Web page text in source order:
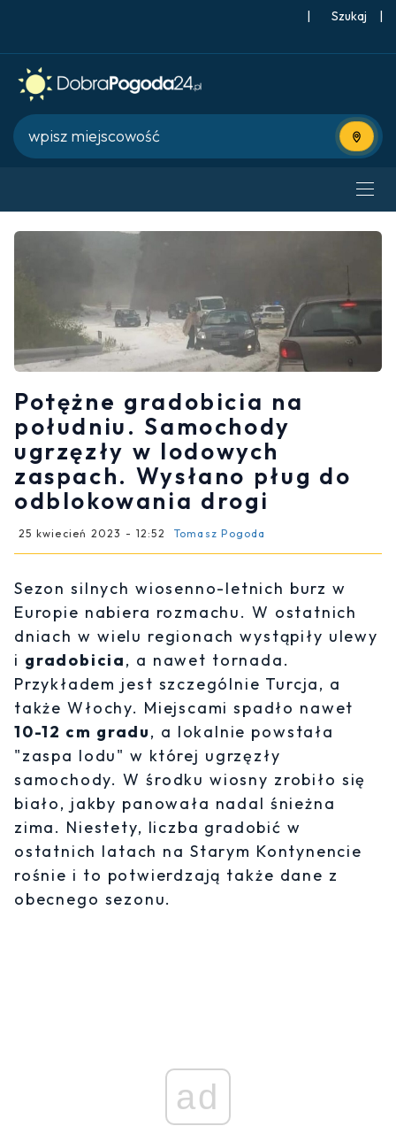
| |
Użyj
Potężne gradobicia na
południu. Samochody
ugrzęzły w lodowych
zaspach. Wysłano pług do
odblokowania drogi
25 kwiecień 2023 - 12:52 Tomasz Pogoda
Sezon silnych wiosenno-letnich burz w
Europie nabiera rozmachu. W ostatnich
dniach w wielu regionach wystąpiły ulewy
i gradobicia, a nawet tornada.
Przykładem jest szczególnie Turcja, a
także Włochy. Miejscami spadło nawet
10-12 cm gradu, a lokalnie powstała
"zaspa lodu" w której ugrzęzły
samochody. W środku wiosny zrobiło się
biało, jakby panowała nadal śnieżna
zima. Niestety, liczba gradobić w
ostatnich latach na Starym Kontynencie
rośnie i to potwierdzają także dane z
obecnego sezonu.
ad